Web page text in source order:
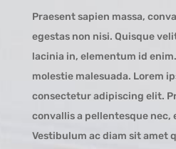
Praesent sapien massa,
egestas non nisi. Quisque
lacinia in, elementum id
molestie malesuada. Lorem
consectetur adipiscing elit.
convallis a pellentesque nec,
Vestibulum ac diam sit amet